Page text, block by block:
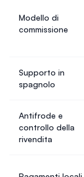
Modello di
commissione
Supporto in
spagnolo
Antifrode e
controllo della
rivendita